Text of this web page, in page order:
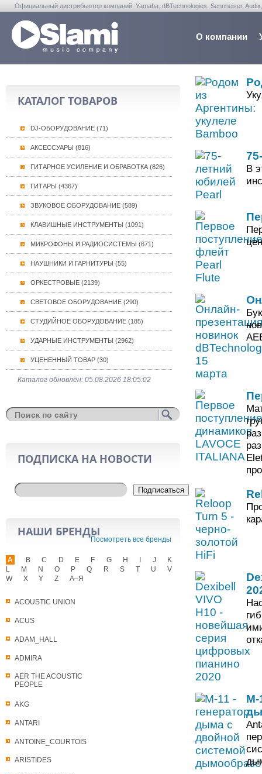
Официальный дистрибьютор компаний: Yamaha, dBTechnologies, Sennheiser,
О компании
КАТАЛОГ ТОВАРОВ
DJ-ОБОРУДОВАНИЕ (71)
АКСЕССУАРЫ (816)
ГИТАРНОЕ УСИЛЕНИЕ И ОБРАБОТКА (826)
ГИТАРЫ (4367)
ЗВУКОВОЕ ОБОРУДОВАНИЕ (589)
КЛАВИШНЫЕ ИНСТРУМЕНТЫ (1091)
МИКРОФОНЫ И РАДИОСИСТЕМЫ (671)
НАУШНИКИ И ГАРНИТУРЫ (55)
ОРКЕСТРОВЫЕ (2139)
СВЕТОВОЕ ОБОРУДОВАНИЕ (290)
СТУДИЙНОЕ ОБОРУДОВАНИЕ (185)
УДАРНЫЕ ИНСТРУМЕНТЫ (2962)
УЦЕНЕННЫЙ ТОВАР (30)
Каталог обновлён: 05.08.2026 18:05:02
ПОДПИСКА НА НОВОСТИ
Подписаться
НАШИ БРЕНДЫ
Посмотреть все бренды
A
ACOUSTIC UNION
ACUS
ADAM_HALL
ADMIRA
AER THE ACOUSTIC
PEOPLE
AKG
ANTARI
ANTOINE_COURTOIS
ARISTIDES
B C D E F G H J
K
L
M N O P Q R S T U
V
W
X Y Z А–Я
В